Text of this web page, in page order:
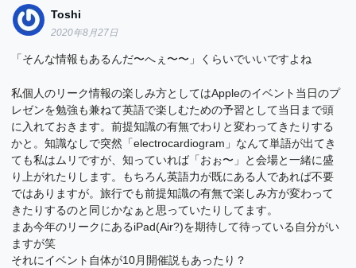
Toshi
2020年8月27日
「そんな情報もあるんだ〜へぇ〜〜」くらいでいいですよね
私個人のリーク情報の楽しみ方としてはAppleのイベント当日のプ
レゼンを勉強も兼ねて英語で楽しむための予習として当日まで頭
に入れておきます。前提知識の有無でわりと変わってきたりする
かと。知識なしで突然「electrocardiogram」なんて単語が出てき
ても私はムリですが、知っていれば「おぉ〜」と会場と一緒に盛
り上がれたりします。もちろん英語力が既にある人であれば不要
ではありますが。旅行でも前提知識の有無で楽しみ方が変わって
きたりするのと同じかなぁと思っていたりしてます。
まあ今年のリークにあるiPad(Air?)を期待して待っている自分がい
ますが笑
それにイベント自体が10月開催説もあったり？